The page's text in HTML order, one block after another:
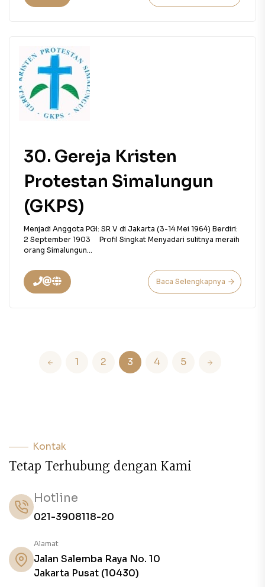
30. Gereja Kristen
Protestan Simalungun
(GKPS)
Menjadi Anggota PGI: SR V di Jakarta (3-14 Mei 1964) Berdiri:
2 September 1903 Profil Singkat Menyadari sulitnya meraih
orang Simalungun...
Baca Selengkapnya
1 2 3 4 5
Kontak
Tetap TerhubungdenganKami
Hotline
021-3908118-20
Alamat
Jalan Salemba Raya No. 10
Jakarta Pusat (10430)